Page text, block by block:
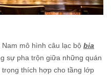
mô hình câu lạc bộ bia
sự pha trộn giữa những quán
thích hợp cho tầng lớp